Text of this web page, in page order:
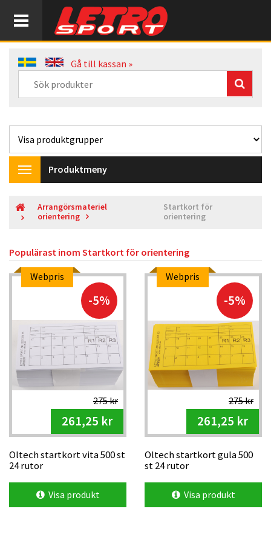
Gå till kassan »
Toggle
navigation
Produktmeny
Arrangörsmateriel
orientering
Startkort för
orientering
Populärast inom Startkort för orientering
Webpris
-5%
275 kr
261,25 kr
Oltech startkort vita 500 st
24 rutor
Visa produkt
Webpris
-5%
275 kr
261,25 kr
Oltech startkort gula 500
st 24 rutor
Visa produkt